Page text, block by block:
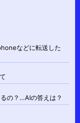
などに転送した
の？…AIの答えは？